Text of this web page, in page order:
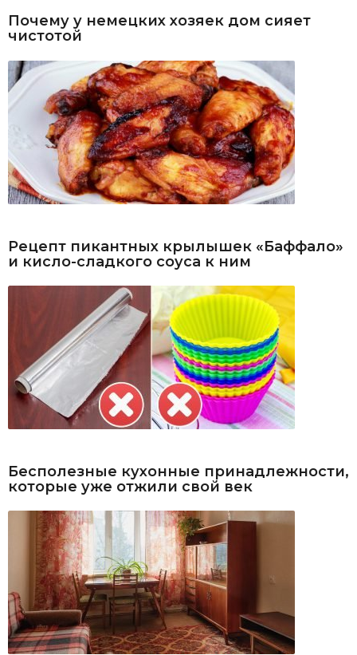
Почему у немецких хозяек дом сияет
чистотой
Рецепт пикантных крылышек «Баффало»
и кисло-сладкого соуса к ним
Бесполезные кухонные принадлежности,
которые уже отжили свой век